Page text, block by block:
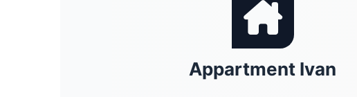
Appartment Ivan